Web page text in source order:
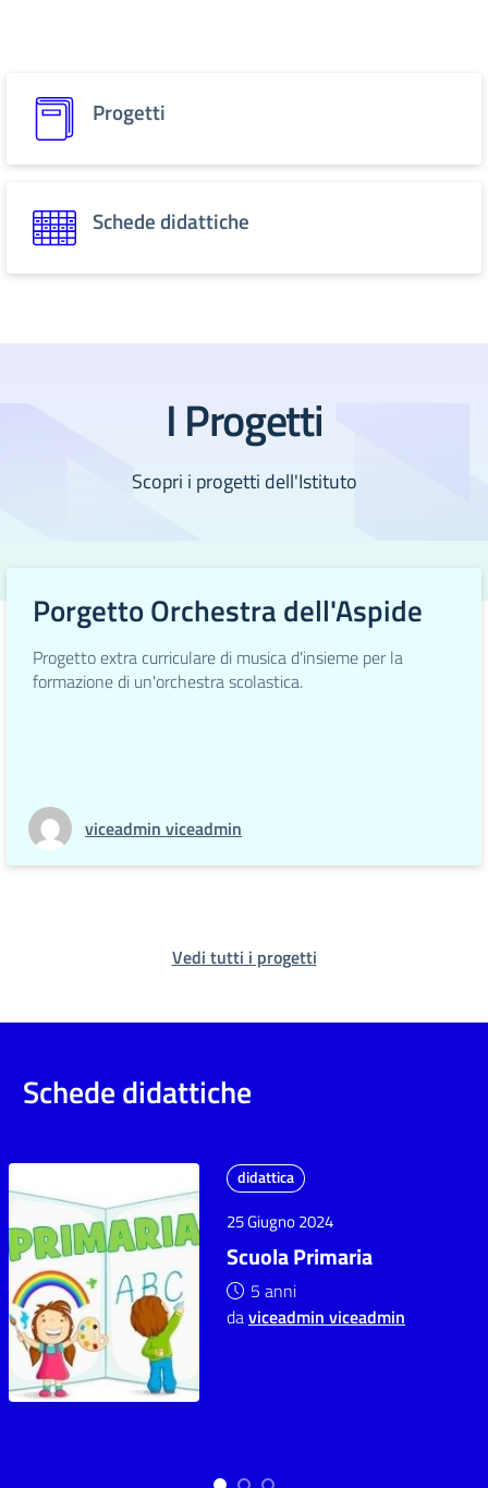
Progetti
Schede didattiche
I Progetti
Scopri i progetti dell'Istituto
Porgetto Orchestra dell'Aspide
Progetto extra curriculare di musica d'insieme per la
formazione di un'orchestra scolastica.
viceadmin viceadmin
Vedi tutti i progetti
Schede didattiche
didattica
25 Giugno 2024
Scuola Primaria
5 anni
daviceadmin viceadmin